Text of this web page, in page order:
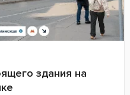
здания на